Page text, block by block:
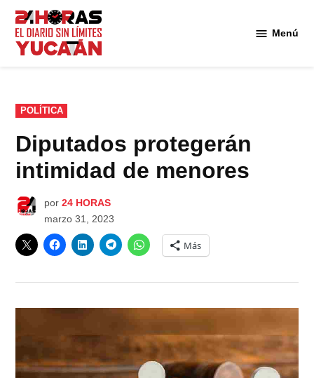
Saltar
contenido
Menú
PUBLICADO
EN
POLÍTICA
Diputados protegerán
intimidad de menores
por 24 HORAS
marzo 31, 2023
Más